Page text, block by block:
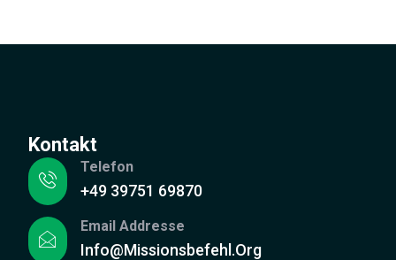
Kontakt
Telefon
+49 39751 69870
Email Addresse
Info@missionsbefehl.org